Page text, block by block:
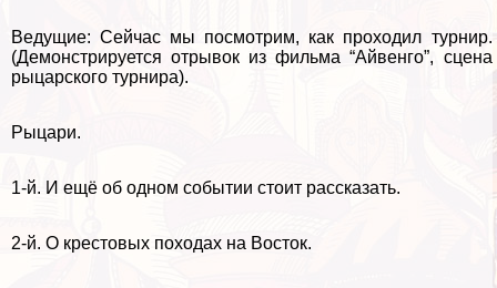
Ведущие: Сейчас мы посмотрим, как проходил турнир.
(Демонстрируется отрывок из фильма “Айвенго”, сцена
рыцарского турнира).
Рыцари.
1-й. И ещё об одном событии стоит рассказать.
2-й. О крестовых походах на Восток.